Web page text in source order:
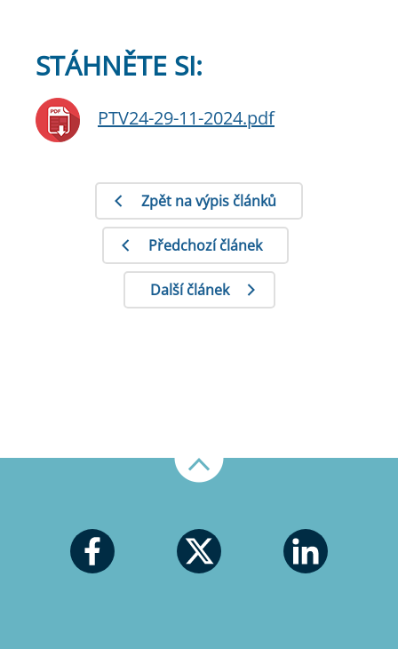
STÁHNĚTE SI:
PTV24-29-11-2024.pdf
Zpět na výpis článků
Předchozí článek
Další článek